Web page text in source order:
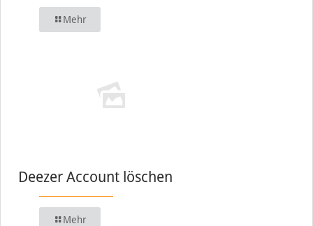
Mehr
Deezer Account löschen
Mehr